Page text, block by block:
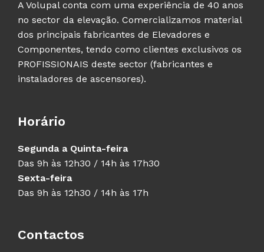
A Volupal conta com uma experiência de 40 anos
no sector da elevação. Comercializamos material
dos principais fabricantes de Elevadores e
Componentes, tendo como clientes exclusivos os
PROFISSIONAIS deste sector (fabricantes e
instaladores de ascensores).
Horário
Segunda a Quinta-feira
Das 9h às 12h30 / 14h às 17h30
Sexta-feira
Das 9h às 12h30 / 14h às 17h
Contactos